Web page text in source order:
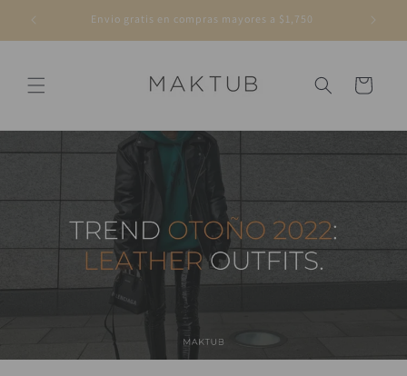
directamenteEnvio gratis en compras mayores a $1,750
Carrito